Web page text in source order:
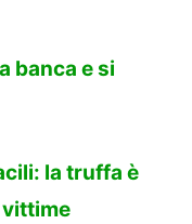
banca e si
la truffa è
vittime